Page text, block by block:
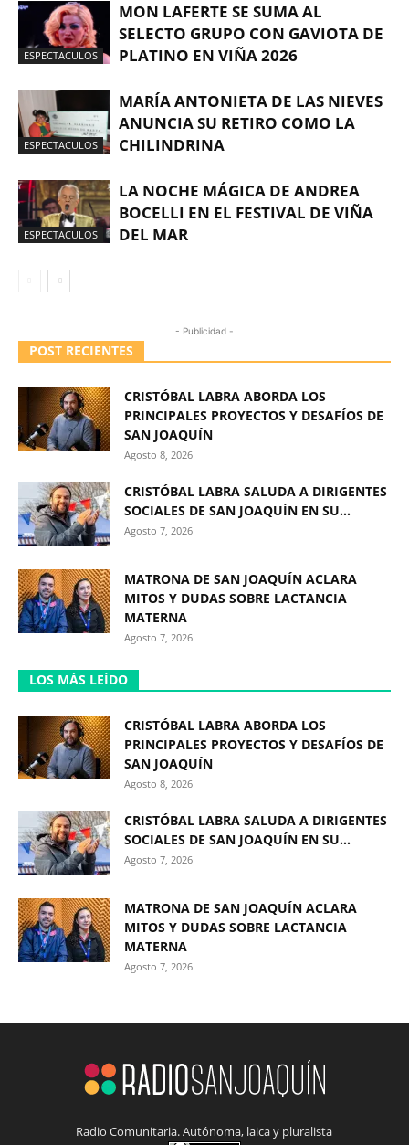
ESPECTACULOS
MON LAFERTE SE SUMA AL
SELECTO GRUPO CON GAVIOTA DE
PLATINO EN VIÑA 2026
ESPECTACULOS
MARÍA ANTONIETA DE LAS NIEVES
ANUNCIA SU RETIRO COMO LA
CHILINDRINA
ESPECTACULOS
LA NOCHE MÁGICA DE ANDREA
BOCELLI EN EL FESTIVAL DE VIÑA
DEL MAR
- Publicidad -
POST RECIENTES
CRISTÓBAL LABRA ABORDA LOS
PRINCIPALES PROYECTOS Y DESAFÍOS DE
SAN JOAQUÍN
Agosto 8, 2026
CRISTÓBAL LABRA SALUDA A DIRIGENTES
SOCIALES DE SAN JOAQUÍN EN SU...
Agosto 7, 2026
MATRONA DE SAN JOAQUÍN ACLARA
MITOS Y DUDAS SOBRE LACTANCIA
MATERNA
Agosto 7, 2026
LOS MÁS LEÍDO
CRISTÓBAL LABRA ABORDA LOS
PRINCIPALES PROYECTOS Y DESAFÍOS DE
SAN JOAQUÍN
Agosto 8, 2026
CRISTÓBAL LABRA SALUDA A DIRIGENTES
SOCIALES DE SAN JOAQUÍN EN SU...
Agosto 7, 2026
MATRONA DE SAN JOAQUÍN ACLARA
MITOS Y DUDAS SOBRE LACTANCIA
MATERNA
Agosto 7, 2026
Radio Comunitaria. Autónoma, laica y pluralista